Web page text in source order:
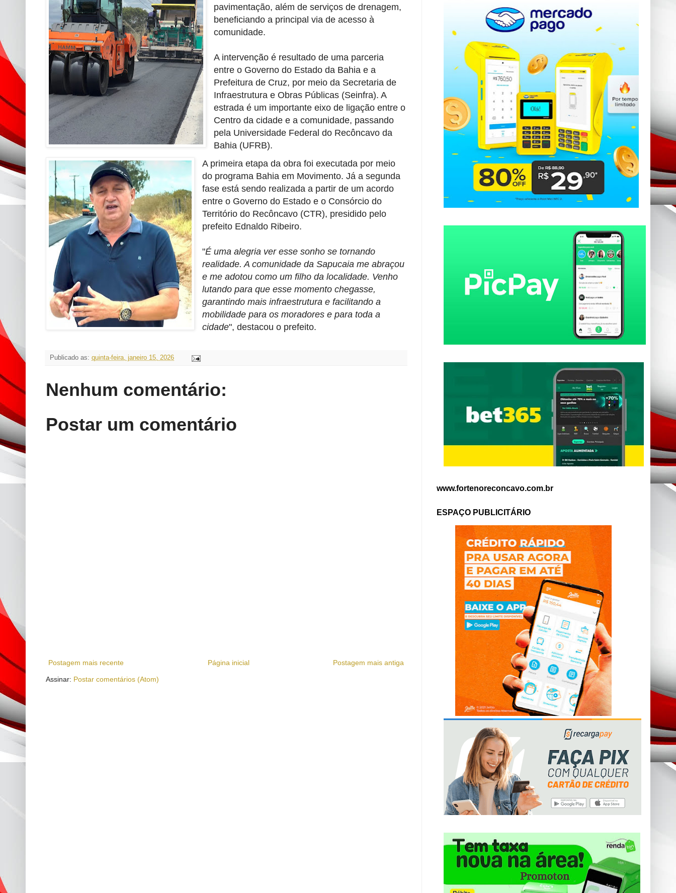
pavimentação, além de serviços de drenagem,
beneficiando a principal via de acesso à
comunidade.
A intervenção é resultado de uma parceria
entre o Governo do Estado da Bahia e a
Prefeitura de Cruz, por meio da Secretaria de
Infraestrutura e Obras Públicas (Seinfra). A
estrada é um importante eixo de ligação entre o
Centro da cidade e a comunidade, passando
pela Universidade Federal do Recôncavo da
Bahia (UFRB).
A primeira etapa da obra foi executada por meio
do programa Bahia em Movimento. Já a segunda
fase está sendo realizada a partir de um acordo
entre o Governo do Estado e o Consórcio do
Território do Recôncavo (CTR), presidido pelo
prefeito Ednaldo Ribeiro.
"É uma alegria ver esse sonho se tornando
realidade. A comunidade da Sapucaia me abraçou
e me adotou como um filho da localidade. Venho
lutando para que esse momento chegasse,
garantindo mais infraestrutura e facilitando a
mobilidade para os moradores e para toda a
cidade", destacou o prefeito.
Publicado as: quinta-feira, janeiro 15, 2026
Nenhum comentário:
Postar um comentário
Postagem mais recente Postagem mais antiga
Página inicial
Assinar: Postar comentários (Atom)
www.fortenoreconcavo.com.br
ESPAÇO PUBLICITÁRIO